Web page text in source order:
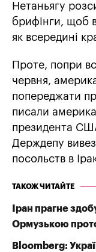
Нетаньягу
брифінги, щоб
як всередині
Проте, попри
червня,
попереджати
писали
президента
Держдепу
посольств в
ТАКОЖ ЧИТАЙТЕ
Іран прагне
Ормузькою
Bloomberg: